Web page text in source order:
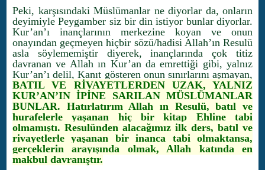
Peki, karşısındaki Müslümanlar ne diyorlar da, onların
deyimiyle Peygamber siz bir din istiyor bunlar diyorlar.
Kur’an’ı inançlarının merkezine koyan ve onun
onayından geçmeyen hiçbir sözü/hadisi Allah’ın Resulü
asla söylememiştir diyerek, inançlarında çok titiz
davranan ve Allah ın Kur’an da emrettiği gibi, yalnız
Kur’an’ı delil, Kanıt gösteren onun sınırlarını aşmayan,
BATIL VE RİVAYETLERDEN UZAK, YALNIZ
KUR’AN’IN İPİNE SARILAN MÜSLÜMANLAR
BUNLAR. Hatırlatırım Allah ın Resulü, batıl ve
hurafelerle yaşanan hiç bir kitap Ehline tabi
olmamıştı. Resulünden alacağımız ilk ders, batıl ve
rivayetlerle yaşanan bir inanca tabi olmaktansa,
gerçeklerin arayışında olmak, Allah katında en
makbul davranıştır.